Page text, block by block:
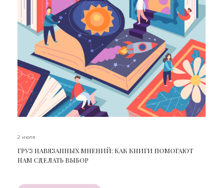
2 июля
ГРУЗ НАВЯЗАННЫХ МНЕНИЙ: КАК КНИГИ ПОМОГАЮТ
НАМ СДЕЛАТЬ ВЫБОР